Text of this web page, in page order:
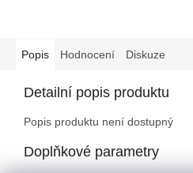
Popis Hodnocení Diskuze
Detailní popis produktu
Popis produktu není dostupný
Doplňkové parametry